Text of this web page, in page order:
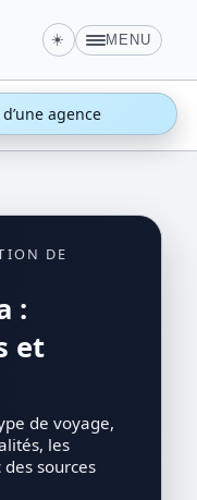
☀️ MENU
agence
DE
:
et
de voyage,
les
des sources